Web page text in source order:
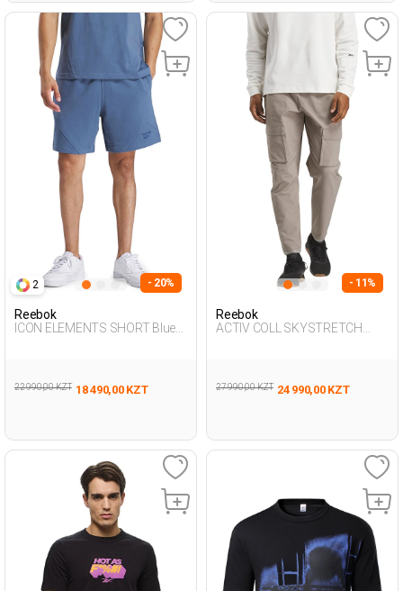
2 - 20%
Reebok
ICON ELEMENTS SHORT Blue
22 990,00 KZT 18 490,00 KZT
- 11%
Reebok
ACTIV COLL SKYSTRETCH
27 990,00 KZT 24 990,00 KZT